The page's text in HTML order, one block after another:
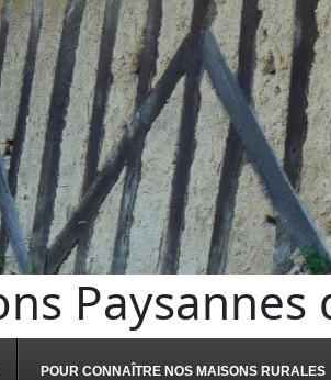
Paysannes
POUR CONNAÎTRE NOS MAISONS RURALES